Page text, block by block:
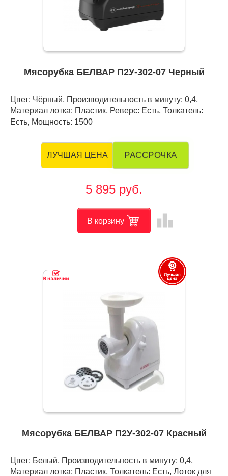
Мясорубка БЕЛВАР П2У-302-07 Черный
Цвет: Чёрный, Производительность в минуту: 0,4,
Материал лотка: Пластик, Реверс: Есть, Толкатель:
Есть, Мощность: 1500
ЛУЧШАЯ ЦЕНА РАССРОЧКА
5 895 руб.
В корзину leaderboard
Мясорубка БЕЛВАР П2У-302-07 Красный
Цвет: Белый, Производительность в минуту: 0,4,
Материал лотка: Пластик, Толкатель: Есть, Лоток для